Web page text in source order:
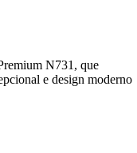
N731, que
e design moderno